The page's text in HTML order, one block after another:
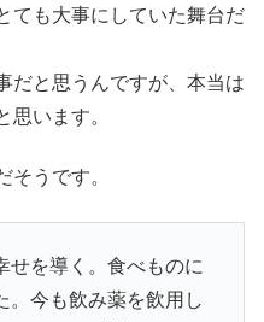
ても大事にしていた舞台だ
だと思うんですが、本当は
思います。
そうです。
せを導く。食べものに
。今も飲み薬を飲用し